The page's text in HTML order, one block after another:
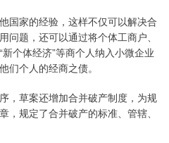
国家的经验，这样不仅可以解决合
题，还可以通过将个体工商户、
个体经济”等商个人纳入小微企业
们个人的经商之债。
，草案还增加合并破产制度，为规
规定了合并破产的标准、管辖、